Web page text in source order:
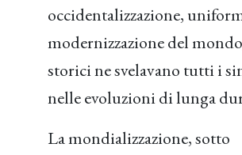
occidentalizzazione,
modernizzazione del
storici ne svelavano tutti i
nelle evoluzioni di lunga
La mondializzazione, sotto